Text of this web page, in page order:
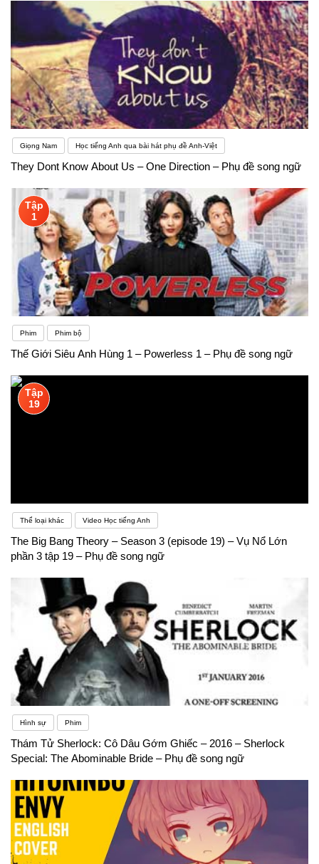
Giọng Nam Học tiếng Anh qua bài hát phụ đề Anh-Việt
They Dont Know About Us – One Direction – Phụ đề song ngữ
Tập
1
Phim Phim bộ
Thế Giới Siêu Anh Hùng 1 – Powerless 1 – Phụ đề song ngữ
Tập
19
Thể loại khác Video Học tiếng Anh
The Big Bang Theory – Season 3 (episode 19) – Vụ Nổ Lớn
phần 3 tập 19 – Phụ đề song ngữ
Hình sự Phim
Thám Tử Sherlock: Cô Dâu Gớm Ghiếc – 2016 – Sherlock
Special: The Abominable Bride – Phụ đề song ngữ